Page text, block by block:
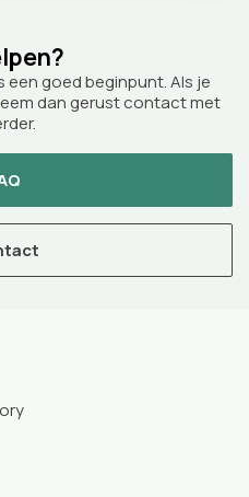
een goed beginpunt. Als je
dan gerust contact met